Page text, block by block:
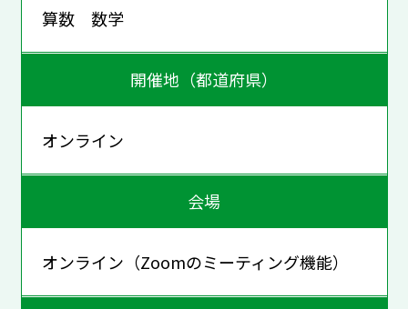
算数 数学
開催地（都道府県）
オンライン
会場
オンライン（Zoomのミーティング機能）